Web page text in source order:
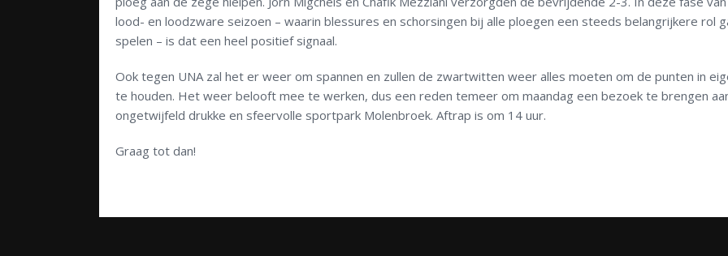
lood- en loodzware seizoen – waarin blessures en schorsingen bij alle ploegen een steeds belangrijkere rol
spelen – is dat een heel positief signaal.
Ook tegen UNA zal het er weer om spannen en zullen de zwartwitten weer alles moeten om de punten in
te houden. Het weer belooft mee te werken, dus een reden temeer om maandag een bezoek te brengen
ongetwijfeld drukke en sfeervolle sportpark Molenbroek. Aftrap is om 14 uur.
Graag tot dan!